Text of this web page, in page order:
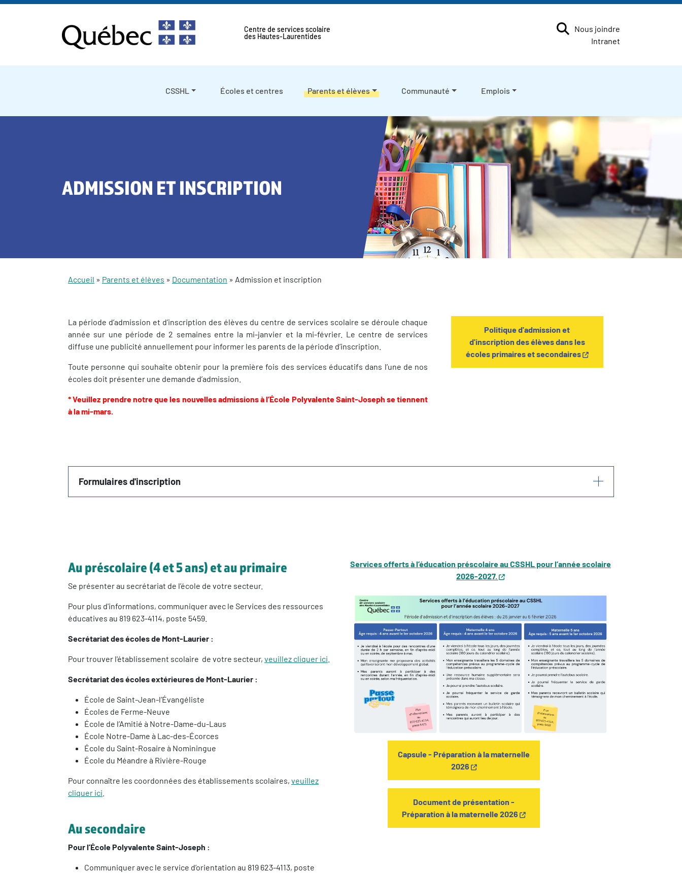
Centre de services scolaire
des Hautes-Laurentides
Nous joindre
Intranet
CSSHL Écoles et centres Parents et élèves Communauté Emplois
ADMISSION ET INSCRIPTION
Accueil » Parents et élèves » Documentation » Admission et inscription
La période d’admission et d’inscription des élèves du centre de services scolaire se déroule chaque
année sur une période de 2 semaines entre la mi-janvier et la mi-février. Le centre de services
diffuse une publicité annuellement pour informer les parents de la période d’inscription.
Toute personne qui souhaite obtenir pour la première fois des services éducatifs dans l’une de nos
écoles doit présenter une demande d’admission.
* Veuillez prendre notre que les nouvelles admissions à l’École Polyvalente Saint-Joseph se tiennent
à la mi-mars.
Politique d'admission et
d'inscription des élèves dans les
écoles primaires et secondaires
Formulaires d'inscription
Au préscolaire (4 et 5 ans) et au primaire
Se présenter au secrétariat de l’école de votre secteur.
Pour plus d'informations, communiquer avec le Services des ressources
éducatives au 819 623-4114, poste 5459.
Secrétariat des écoles de Mont-Laurier :
Pour trouver l'établissement scolaire de votre secteur, veuillez cliquer ici
Secrétariat des écoles extérieures de Mont-Laurier :
École de Saint-Jean-l’Évangéliste
Écoles de Ferme-Neuve
École de l’Amitié à Notre-Dame-du-Laus
École Notre-Dame à Lac-des-Écorces
École du Saint-Rosaire à Nominingue
École du Méandre à Rivière-Rouge
Pour connaître les coordonnées des établissements scolaires, veuillez
cliquer ici
Au secondaire
Pour l’École Polyvalente Saint-Joseph :
Communiquer avec le service d’orientation au 819 623-4113, poste
Services offerts à l’éducation préscolaire au CSSHL pour l’année scolaire
2026-2027.
Capsule - Préparation à la maternelle
2026
Document de présentation -
Préparation à la maternelle 2026